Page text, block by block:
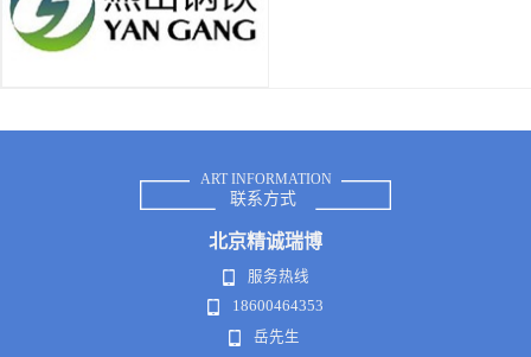
ART INFORMATION
联系方式
北京精诚瑞博
服务热线
18600464353
岳先生